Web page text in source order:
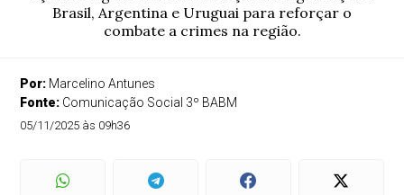
Brasil, Argentina e Uruguai para reforçar o
combate a crimes na região.
Por: Marcelino Antunes
Fonte: Comunicação Social 3º BABM
05/11/2025 às 09h36